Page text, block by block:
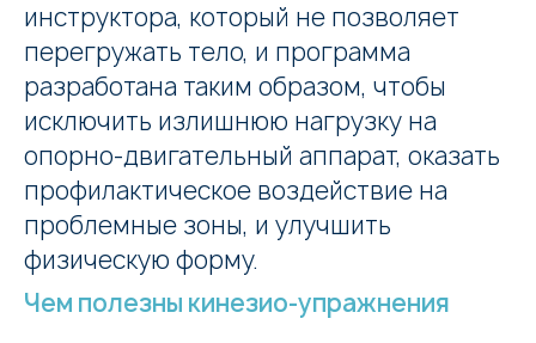
инструктора, который не позволяет
перегружать тело, и программа
разработана таким образом, чтобы
исключить излишнюю нагрузку на
опорно-двигательный аппарат, оказать
профилактическое воздействие на
проблемные зоны, и улучшить
физическую форму.
Чем полезны кинезио-упражнения